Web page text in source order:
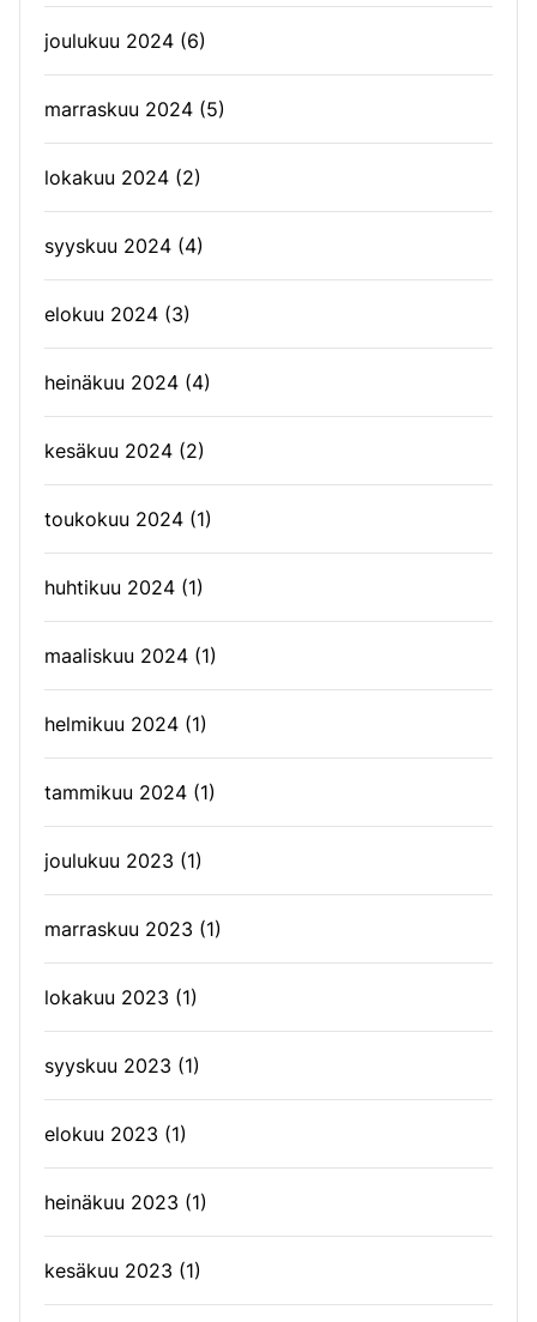
joulukuu 2024 (6)
marraskuu 2024 (5)
lokakuu 2024 (2)
syyskuu 2024 (4)
elokuu 2024 (3)
heinäkuu 2024 (4)
kesäkuu 2024 (2)
toukokuu 2024 (1)
huhtikuu 2024 (1)
maaliskuu 2024 (1)
helmikuu 2024 (1)
tammikuu 2024 (1)
joulukuu 2023 (1)
marraskuu 2023 (1)
lokakuu 2023 (1)
syyskuu 2023 (1)
elokuu 2023 (1)
heinäkuu 2023 (1)
kesäkuu 2023 (1)